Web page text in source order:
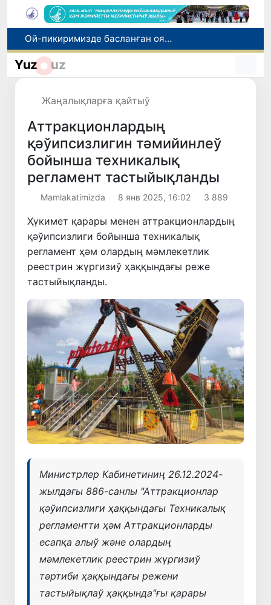
Өзбекстан мал гөши импортын арттырды: Ҳиндстан ҳәм Беларусь тийкарғы жеткерип бериўшилерге айланды
Өзбекстан ўәкиллери көркем гимнастика бойынша жәҳән чемпионатында қатнасады
Yuz uz
Жаңалықларға қайтыў
Аттракционлардың
қәўипсизлигин тәмийинлеў
бойынша техникалық
регламент тастыйықланды
Mamlakatimizda 8 янв 2025, 16:02 3 889
Ҳүкимет қарары менен аттракционлардың
қәўипсизлиги бойынша техникалық
регламент ҳәм олардың мәмлекетлик
реестрин жүргизиў ҳаққындағы реже
тастыйықланды.
Министрлер Кабинетиниң 26.12.2024-
жылдағы 886-санлы "Аттракционлар
қәўипсизлиги ҳаққындағы Техникалық
регламентти ҳәм Аттракционларды
есапқа алыў және олардың
мәмлекетлик реестрин жүргизиў
тәртиби ҳаққындағы режени
тастыйықлаў ҳаққында"ғы қарары